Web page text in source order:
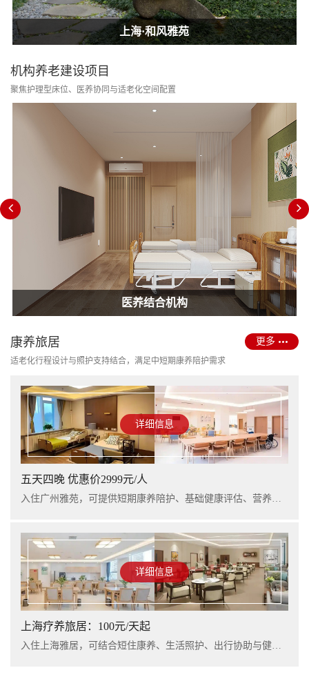
上海·和风雅苑
上海·和风雅苑
上海·和风雅苑
机构养老建设项目
聚焦护理型床位、医养协同与适老化空间配置
消防改造合规
护理型养老院建设
医养结合机构
康养旅居
适老化行程设计与照护支持结合，满足中短期康养陪护需求
更多
详细信息
五天四晚 优惠价2999元/人
详细信息
上海疗养旅居：100元/天起
入住上海雅居，可结合短住康养、生活照护、出行协助与健康管理服务，提升长者阶段性休养体验。